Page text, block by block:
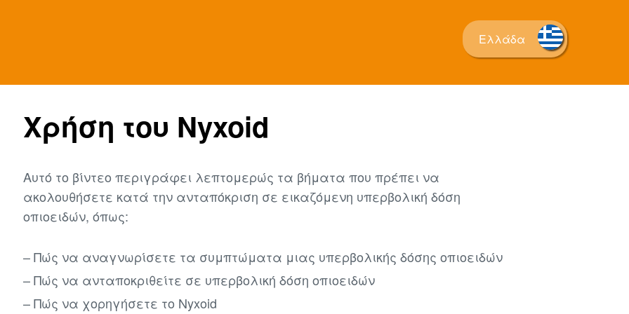
Ελλάδα
Χρήση του Nyxoid
Αυτό το βίντεο περιγράφει λεπτομερώς τα βήματα που πρέπει να
ακολουθήσετε κατά την ανταπόκριση σε εικαζόμενη υπερβολική δόση
οπιοειδών, όπως:
Πώς να αναγνωρίσετε τα συμπτώματα μιας υπερβολικής δόσης οπιοειδών
Πώς να ανταποκριθείτε σε υπερβολική δόση οπιοειδών
Πώς να χορηγήσετε το Nyxoid